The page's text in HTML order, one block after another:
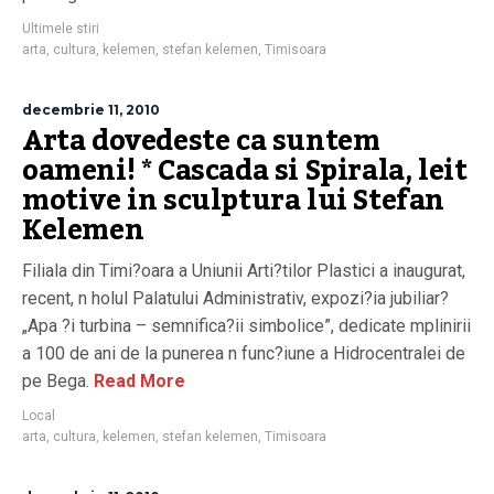
Ultimele stiri
arta, cultura, kelemen, stefan kelemen, Timisoara
decembrie 11, 2010
Arta dovedeste ca suntem
oameni! * Cascada si Spirala, leit
motive in sculptura lui Stefan
Kelemen
Filiala din Timi?oara a Uniunii Arti?tilor Plastici a inaugurat,
recent, n holul Palatului Administrativ, expozi?ia jubiliar?
„Apa ?i turbina – semnifica?ii simbolice”, dedicate mplinirii
a 100 de ani de la punerea n func?iune a Hidrocentralei de
pe Bega. Read More
Local
arta, cultura, kelemen, stefan kelemen, Timisoara